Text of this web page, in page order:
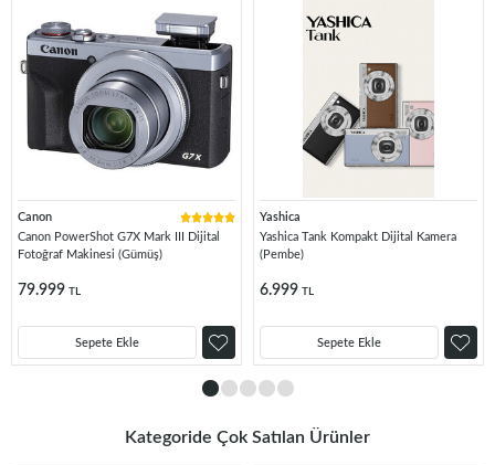
Canon
Canon PowerShot G7X Mark III Dijital
Fotoğraf Makinesi (Gümüş)
79.999 TL
Sepete Ekle
Yashica
Yashica Tank Kompakt Dijital Kamera
(Pembe)
6.999 TL
Sepete Ekle
Kategoride Çok Satılan Ürünler